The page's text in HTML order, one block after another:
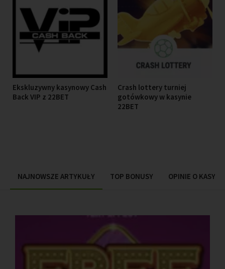
Ekskluzywny kasynowy Cash
Back VIP z 22BET
Crash lottery turniej
gotówkowy w kasynie
22BET
NAJNOWSZE ARTYKUŁY TOP BONUSY OPINIE O